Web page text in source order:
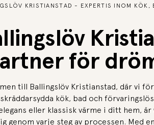
KRISTIANSTAD - EXPERTIS INOM KÖK,
för
till Ballingslöv Kristianstad, där vi
kök, bad och
eller klassisk värme i ditt hem,
genom varje steg av processen. Med